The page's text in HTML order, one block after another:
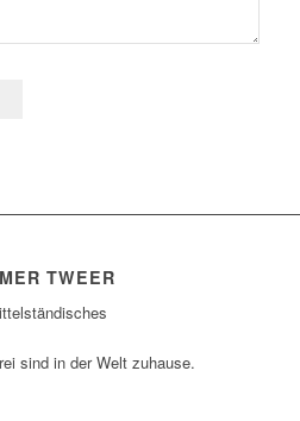
TWEER
sind in der Welt zuhause.